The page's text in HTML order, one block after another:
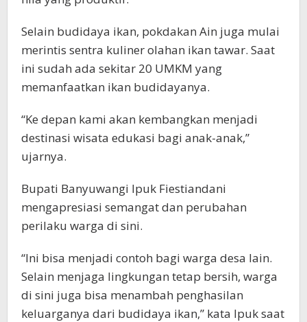
Selain budidaya ikan, pokdakan Ain juga mulai
merintis sentra kuliner olahan ikan tawar. Saat
ini sudah ada sekitar 20 UMKM yang
memanfaatkan ikan budidayanya.
“Ke depan kami akan kembangkan menjadi
destinasi wisata edukasi bagi anak-anak,”
ujarnya.
Bupati Banyuwangi Ipuk Fiestiandani
mengapresiasi semangat dan perubahan
perilaku warga di sini.
“Ini bisa menjadi contoh bagi warga desa lain.
Selain menjaga lingkungan tetap bersih, warga
di sini juga bisa menambah penghasilan
keluarganya dari budidaya ikan,” kata Ipuk saat